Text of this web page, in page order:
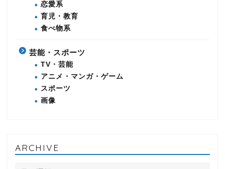
恋愛系
育児・教育
食べ物系
芸能・スポーツ
TV・芸能
アニメ・マンガ・ゲーム
スポーツ
画像
ARCHIVE